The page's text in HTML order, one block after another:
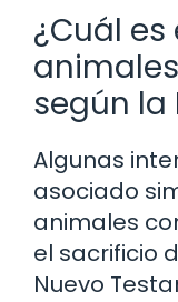
¿Cuál
según la
Algunas
asociado
animales
el sacrificio
Nuevo